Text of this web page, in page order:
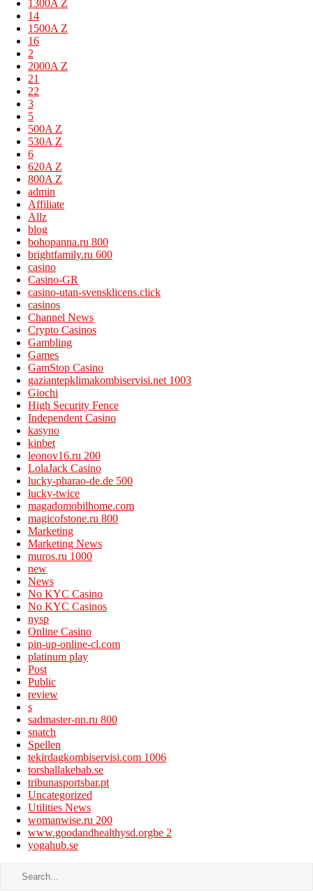
1300A Z
14
1500A Z
16
2
2000A Z
21
22
3
5
500A Z
530A Z
6
620A Z
800A Z
admin
Affiliate
Allz
blog
bohopanna.ru 800
brightfamily.ru 600
casino
Casino-GR
casino-utan-svensklicens.click
casinos
Channel News
Crypto Casinos
Gambling
Games
GamStop Casino
gaziantepklimakombiservisi.net 1003
Giochi
High Security Fence
Independent Casino
kasyno
kinbet
leonov16.ru 200
LolaJack Casino
lucky-pharao-de.de 500
lucky-twice
magadomobilhome.com
magicofstone.ru 800
Marketing
Marketing News
muros.ru 1000
new
News
No KYC Casino
No KYC Casinos
nysp
Online Casino
pin-up-online-cl.com
platinum play
Post
Public
review
s
sadmaster-nn.ru 800
snatch
Spellen
tekirdagkombiservisi.com 1006
torshallakebab.se
tribunasportsbar.pt
Uncategorized
Utilities News
womanwise.ru 200
www.goodandhealthysd.orgbe 2
yogahub.se